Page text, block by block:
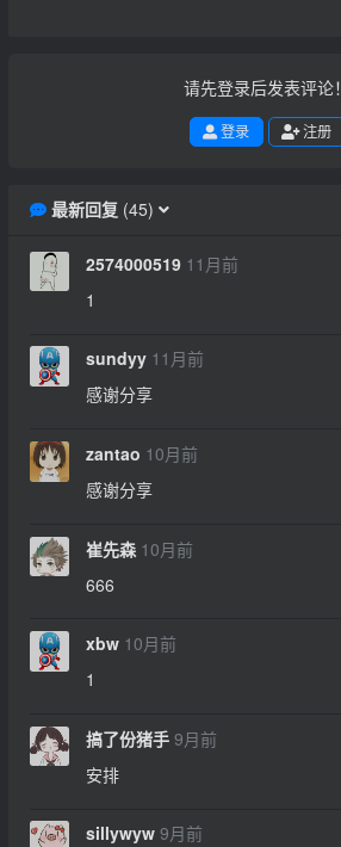
请先登录后发表评论！
登录 注册
最新回复(45)
2574000519 11月前
1
sundyy 11月前
感谢分享
zantao 10月前
感谢分享
崔先森 10月前
666
xbw 10月前
1
搞了份猪手 9月前
安排
sillywyw 9月前